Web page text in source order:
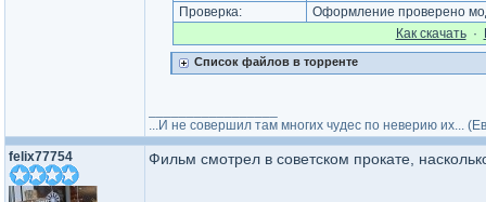
Проверка:
Оформление проверено
Как cкачать·
Список файлов в торренте
...И не совершил там многих чудес по неверию их...
felix77754 Фильм смотрел в советском прокате,